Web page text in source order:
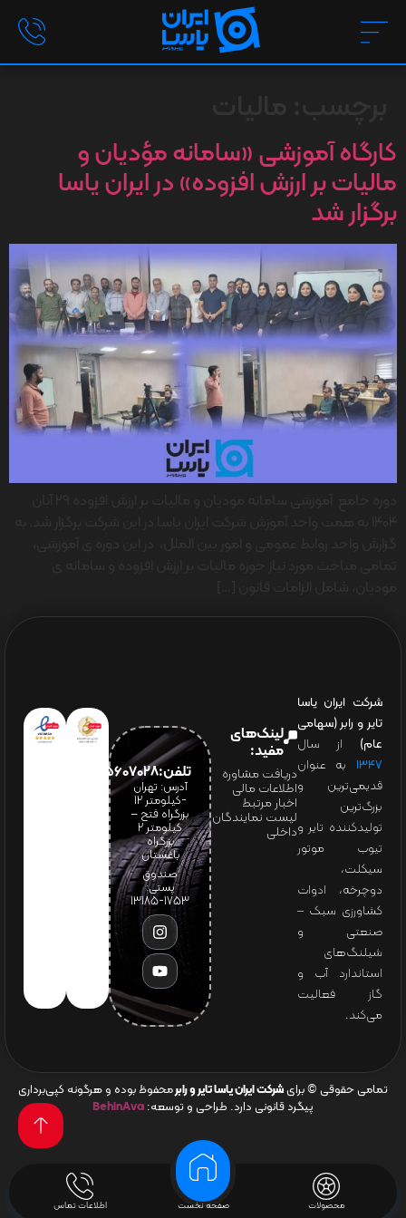
محصولات صفحه نخست اطلاعات تماس
کارگاه آموزشی «سامانه مؤدیان و
مالیات بر ارزش افزوده» در ایران‌ یاسا
برگزار شد
شرکت ایران یاسا
تایر و رابر (سهامی
عام) از سال
۱۳۴۷ به عنوان
قدیمی‌ترین و
بزرگ‌ترین
تولیدکننده تایر و
تیوب موتور
سیکلت،
دوچرخه، ادوات
کشاورزی سبک –
صنعتی و
شیلنگ‌های
استاندارد آب و
گاز فعالیت
می‌کند.
لینک‌های
مفید:
دریافت مشاوره
اطلاعات مالی
اخبار مرتبط
لیست نمایندگان
داخلی
تلفن:65607028(021)
آدرس: تهران
-کیلومتر 12
بزرگراه فتح –
کیلومتر ۲
بزرگراه
باغستان
صندوق
پستی:
1753-13185
تمامی حقوقی © برای شرکت ایران یاسا تایر و رابرمحفوظ بوده و هرگونه کپی‌برداری
پیگرد قانونی دارد. طراحی و توسعه: BehinAva